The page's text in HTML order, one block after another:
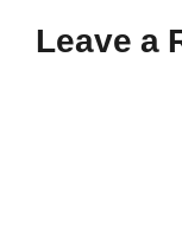
Leave a